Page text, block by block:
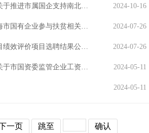
2024-10-16
市国资委关于印发《关于推进市属国企支持南北转型发展的实施方案》的通知在哪里查看？
2024-07-26
上海市国资委颁发上海市国有企业参与扶贫相关政策
2024-07-26
上海市国资委部门项目绩效评价项目选聘结果公告在哪里查看?
2024-05-11
市国资委关于延长《关于市国资委监管企业工资决定机制改革的实施办法》有效期的通知在哪里查看？
2024-05-11
一页 跳至 确认